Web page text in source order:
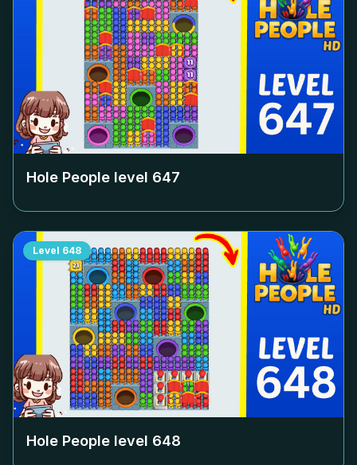
Hole People level 647
Level 648
Hole People level 648